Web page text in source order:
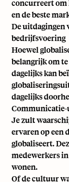
concurreert om
en de beste
De uitdagingen
bedrijfsvoering
Hoewel
belangrijk om
dagelijks kan
dagelijks
Je zult
ervaren op een
globaliseert.
medewerkers
wonen.
Of de cultuur